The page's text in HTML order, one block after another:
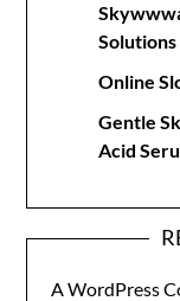
Solutions
Online
Gentle
Acid
A WordPress